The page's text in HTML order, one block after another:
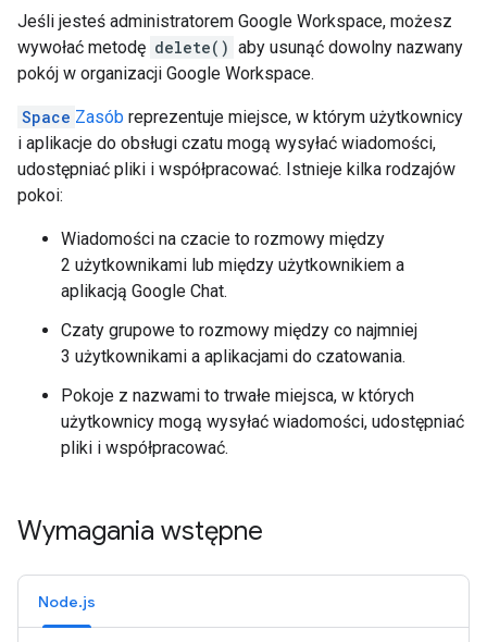
Jeśli jesteś administratorem Google Workspace, możesz
wywołać metodę delete() aby usunąć dowolny nazwany
pokój w organizacji Google Workspace.
Space Zasób reprezentuje miejsce, w którym użytkownicy
i aplikacje do obsługi czatu mogą wysyłać wiadomości,
udostępniać pliki i współpracować. Istnieje kilka rodzajów
pokoi:
Wiadomości na czacie to rozmowy między
2 użytkownikami lub między użytkownikiem a
aplikacją Google Chat.
Czaty grupowe to rozmowy między co najmniej
3 użytkownikami a aplikacjami do czatowania.
Pokoje z nazwami to trwałe miejsca, w których
użytkownicy mogą wysyłać wiadomości, udostępniać
pliki i współpracować.
Wymagania wstępne
Node.js